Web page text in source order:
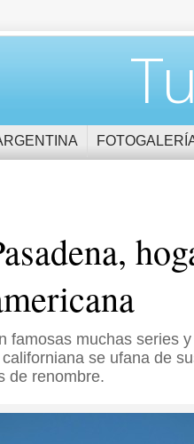
famosas muchas series
se ufana de
de renombre.